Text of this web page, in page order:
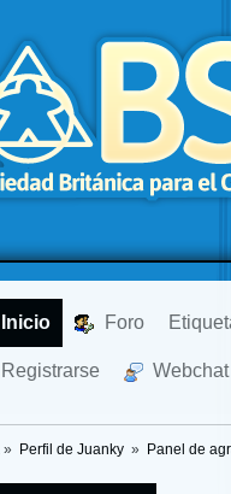
Inicio Foro
Registrarse Webchat
» Perfil de Juanky » Panel de